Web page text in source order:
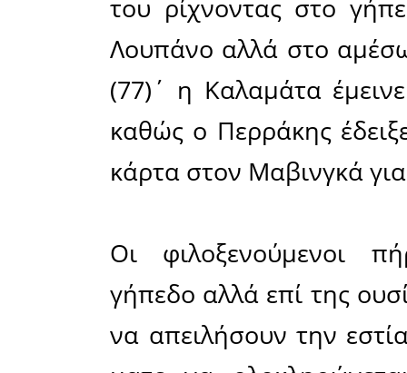
στα
στα
βγεί
έκλεινε